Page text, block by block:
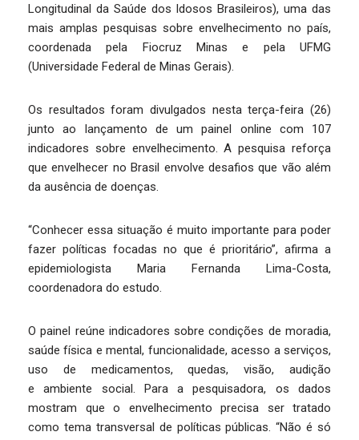
Longitudinal da Saúde dos Idosos Brasileiros), uma das
mais amplas pesquisas sobre envelhecimento no país,
coordenada pela Fiocruz Minas e pela UFMG
(Universidade Federal de Minas Gerais).
Os resultados foram divulgados nesta terça-feira (26)
junto ao lançamento de um painel online com 107
indicadores sobre envelhecimento. A pesquisa reforça
que envelhecer no Brasil envolve desafios que vão além
da ausência de doenças.
“Conhecer essa situação é muito importante para poder
fazer políticas focadas no que é prioritário”, afirma a
epidemiologista Maria Fernanda Lima-Costa,
coordenadora do estudo.
O painel reúne indicadores sobre condições de moradia,
saúde física e mental, funcionalidade, acesso a serviços,
uso de medicamentos, quedas, visão, audição
e ambiente social. Para a pesquisadora, os dados
mostram que o envelhecimento precisa ser tratado
como tema transversal de políticas públicas. “Não é só